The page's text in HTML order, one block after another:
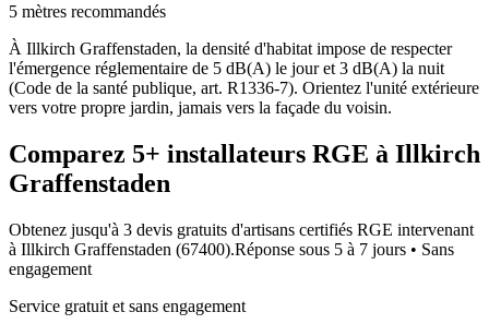
5 mètres recommandés
À Illkirch Graffenstaden, la densité d'habitat impose de respecter
l'émergence réglementaire de 5 dB(A) le jour et 3 dB(A) la nuit
(Code de la santé publique, art. R1336-7). Orientez l'unité extérieure
vers votre propre jardin, jamais vers la façade du voisin.
Comparez 5+ installateurs RGE à Illkirch
Graffenstaden
Obtenez jusqu'à 3 devis gratuits d'artisans certifiés RGE intervenant
à Illkirch Graffenstaden (67400).Réponse sous 5 à 7 jours • Sans
engagement
Service gratuit et sans engagement